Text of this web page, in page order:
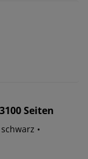
Seiten
•